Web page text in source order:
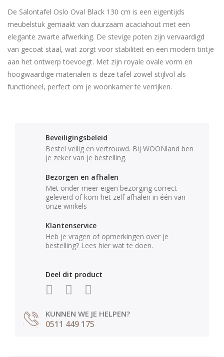
De Salontafel Oslo Oval Black 130 cm is een eigentijds
meubelstuk gemaakt van duurzaam acaciahout met een
elegante zwarte afwerking. De stevige poten zijn vervaardigd
van gecoat staal, wat zorgt voor stabiliteit en een modern tintje
aan het ontwerp toevoegt. Met zijn royale ovale vorm en
hoogwaardige materialen is deze tafel zowel stijlvol als
functioneel, perfect om je woonkamer te verrijken.
Beveiligingsbeleid
Bestel veilig en vertrouwd. Bij WOONland ben
je zeker van je bestelling.
Bezorgen en afhalen
Met onder meer eigen bezorging correct
geleverd of kom het zelf afhalen in één van
onze winkels
Klantenservice
Heb je vragen of opmerkingen over je
bestelling? Lees hier wat te doen.
Deel dit product
KUNNEN WE JE HELPEN?
0511 449 175